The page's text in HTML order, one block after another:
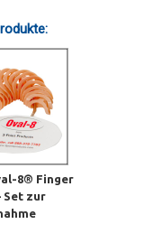
8® Finger
Set zur